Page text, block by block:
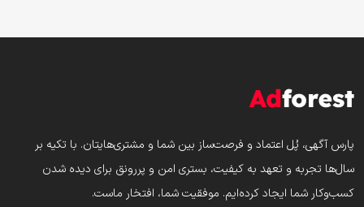
پارس‌ آگهی، پُل اعتماد و فرصت‌ساز بین شما و مشتری‌هایتان. با تکیه بر
سال‌ها تجربه و تعهد به کیفیت، بستری امن و پررونق برای دیده شدن
کسب‌وکار شما ایجاد کرده‌ایم. موفقیت شما، افتخار ماست.